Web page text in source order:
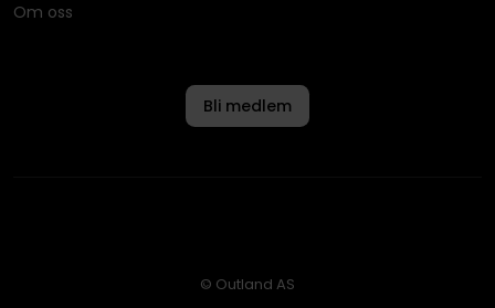
Om oss
Bli medlem
© Outland AS